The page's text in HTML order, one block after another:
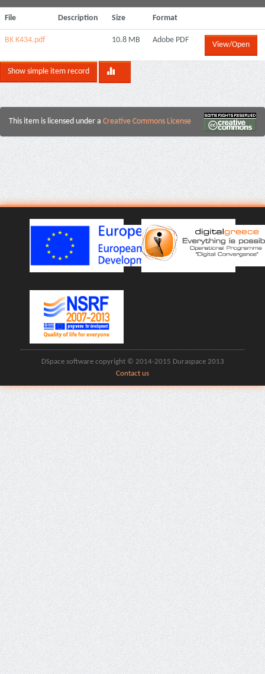
File Description Size Format
BK K434.pdf 10.8 MB Adobe PDF
View/Open
Show simple item record
This item is licensed under a Creative Commons License
DSpace software copyright © 2014-2015 Duraspace 2013
Contact us